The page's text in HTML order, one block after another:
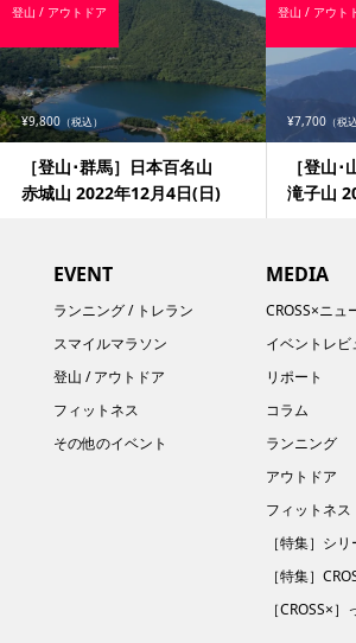
¥9,800 （税込）
［登山･群馬］日本百名山
赤城山 2022年12月4日(日)
登山 / アウトドア
¥7,700 （税
［登山
滝子山
登山 / アウト
EVENT
ランニング / トレラン
スマイルマラソン
登山 / アウトドア
フィットネス
その他のイベント
MEDIA
CROSS×ニュ
イベントレビ
リポート
コラム
ランニング
アウトドア
フィットネス
［特集］シ
［特集］
［CROSS×］